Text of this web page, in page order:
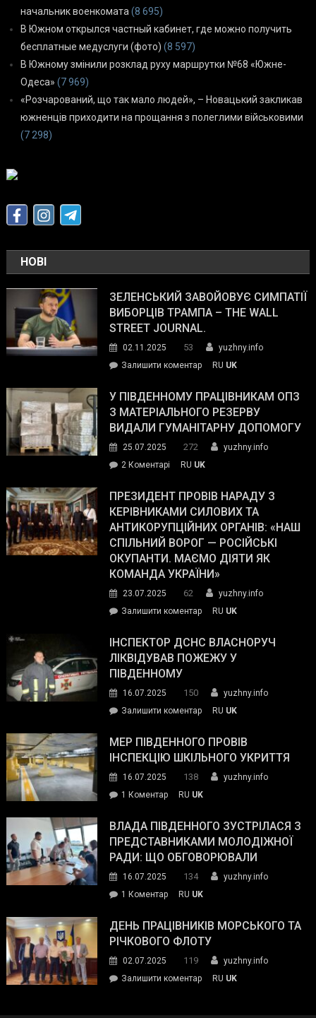
начальник военкомата (8 695)
В Южном открылся частный кабинет, где можно получить
бесплатные медуслуги (фото) (8 597)
В Южному змінили розклад руху маршрутки №68 «Южне-
Одеса» (7 969)
«Розчарований, що так мало людей», – Новацький закликав
южненців приходити на прощання з полеглими військовими
(7 298)
НОВІ
ЗЕЛЕНСЬКИЙ ЗАВОЙОВУЄ СИМПАТІЇ
ВИБОРЦІВ ТРАМПА – THE WALL
STREET JOURNAL.
02.11.2025 53
yuzhny.info
Залишити коментарon
завойовує
симпатії
виборців
The
Street
Journal.
RU UK
У ПІВДЕННОМУ ПРАЦІВНИКАМ ОПЗ
З МАТЕРІАЛЬНОГО РЕЗЕРВУ
ВИДАЛИ ГУМАНІТАРНУ ДОПОМОГУ
25.07.2025 272
yuzhny.info
2 Коментарі
Південному
працівникам
ОПЗ
з
матеріального
резерву
гуманітарну
допомогу
RU UK
ПРЕЗИДЕНТ ПРОВІВ НАРАДУ З
КЕРІВНИКАМИ СИЛОВИХ ТА
АНТИКОРУПЦІЙНИХ ОРГАНІВ: «НАШ
СПІЛЬНИЙ ВОРОГ — РОСІЙСЬКІ
ОКУПАНТИ. МАЄМО ДІЯТИ ЯК
КОМАНДА УКРАЇНИ»
23.07.2025 62
yuzhny.info
Залишити коментарon
провів
нараду
силових
та
органів:
«Наш
спільний
окупанти.
Маємо
діяти
команда
RU UK
ІНСПЕКТОР ДСНС ВЛАСНОРУЧ
ЛІКВІДУВАВ ПОЖЕЖУ У
ПІВДЕННОМУ
16.07.2025 150
yuzhny.info
Залишити коментарon
ДСНС
власноруч
пожежу
у
RU UK
МЕР ПІВДЕННОГО ПРОВІВ
ІНСПЕКЦІЮ ШКІЛЬНОГО УКРИТТЯ
16.07.2025 138
yuzhny.info
1 Коментардо
Південного
провів
інспекцію
укриття
RU UK
ВЛАДА ПІВДЕННОГО ЗУСТРІЛАСЯ З
ПРЕДСТАВНИКАМИ МОЛОДІЖНОЇ
РАДИ: ЩО ОБГОВОРЮВАЛИ
16.07.2025 134
yuzhny.info
1 Коментардо
Південного
зустрілася
представниками
молодіжної
RU UK
ДЕНЬ ПРАЦІВНИКІВ МОРСЬКОГО ТА
РІЧКОВОГО ФЛОТУ
02.07.2025 119
yuzhny.info
Залишити коментарon
RU UK